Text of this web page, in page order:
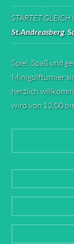
STARTET
St.Andreasberg,
Spiel, Spaß und
Minigolfturnier
herzlich
wird von 12:00